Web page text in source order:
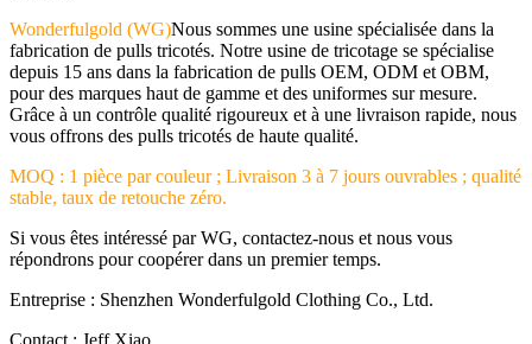
Wonderfulgold (WG)Nous sommes une usine spécialisée dans la
fabrication de pulls tricotés. Notre usine de tricotage se spécialise
depuis 15 ans dans la fabrication de pulls OEM, ODM et OBM,
pour des marques haut de gamme et des uniformes sur mesure.
Grâce à un contrôle qualité rigoureux et à une livraison rapide, nous
vous offrons des pulls tricotés de haute qualité.
MOQ : 1 pièce par couleur ; Livraison 3 à 7 jours ouvrables ; qualité
stable, taux de retouche zéro.
Si vous êtes intéressé par WG, contactez-nous et nous vous
répondrons pour coopérer dans un premier temps.
Entreprise : Shenzhen Wonderfulgold Clothing Co., Ltd.
Contact : Jeff Xiao